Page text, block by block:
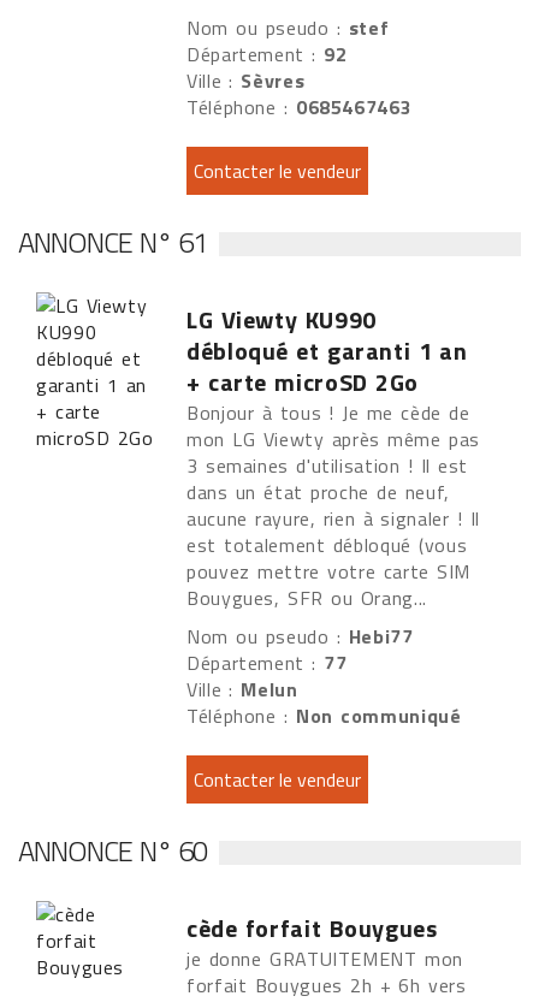
Nom ou pseudo : stef
Département : 92
Ville : Sèvres
Téléphone : 0685467463
ANNONCE N° 61
LG Viewty KU990
débloqué et garanti 1 an
+ carte microSD 2Go
Bonjour à tous ! Je me cède de
mon LG Viewty après même pas
3 semaines d'utilisation ! Il est
dans un état proche de neuf,
aucune rayure, rien à signaler ! Il
est totalement débloqué (vous
pouvez mettre votre carte SIM
Bouygues, SFR ou Orang...
Nom ou pseudo : Hebi77
Département : 77
Ville : Melun
Téléphone : Non communiqué
ANNONCE N° 60
cède forfait Bouygues
je donne GRATUITEMENT mon
forfait Bouygues 2h + 6h vers